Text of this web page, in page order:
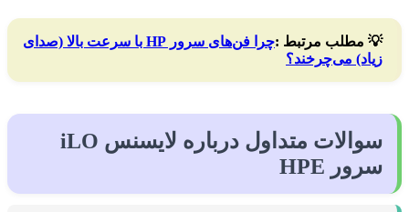
💡 مطلب مرتبط :
چرا فن‌های سرور HP با سرعت بالا (صدای
زیاد) می‌چرخند؟
سوالات متداول درباره لایسنس iLO
سرور HPE